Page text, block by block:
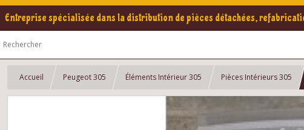
Entreprise spécialisée dans la distribution de pièces détachées,
Accueil Peugeot 305 Éléments Intérieur 305 Pièces Intérieurs 305